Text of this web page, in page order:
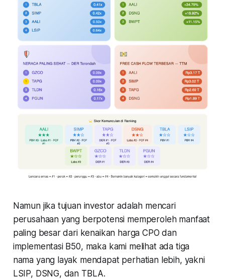
Namun jika tujuan investor adalah mencari
perusahaan yang berpotensi memperoleh manfaat
paling besar dari kenaikan harga CPO dan
implementasi B50, maka kami melihat ada tiga
nama yang layak mendapat perhatian lebih, yakni
LSIP, DSNG, dan TBLA.